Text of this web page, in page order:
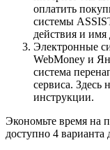
оплатить
системы
действия и имя
Электронные
WebMoney и
система
сервиса. Здесь
инструкции.
Экономьте время на
доступно 4 варианта